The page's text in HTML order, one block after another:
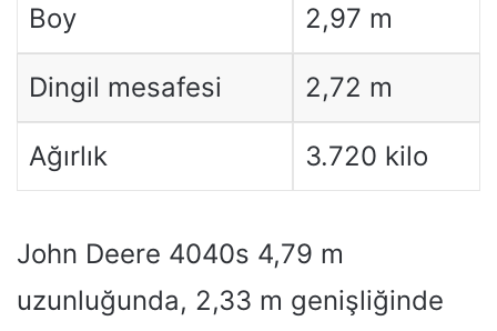
Boy 2,97 m
Dingil mesafesi 2,72 m
Ağırlık 3.720 kilo
John Deere 4040s 4,79 m
uzunluğunda, 2,33 m genişliğinde